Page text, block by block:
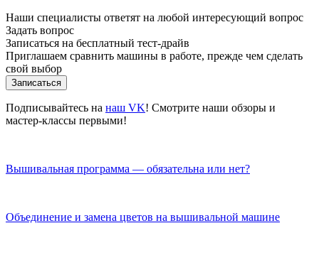
Наши специалисты ответят на любой интересующий вопрос
Задать вопрос
Записаться на бесплатный тест-драйв
Приглашаем сравнить машины в работе, прежде чем сделать
свой выбор
Записаться
Подписывайтесь на наш VK! Смотрите наши обзоры и
мастер-классы первыми!
Вышивальная программа — обязательна или нет?
Объединение и замена цветов на вышивальной машине